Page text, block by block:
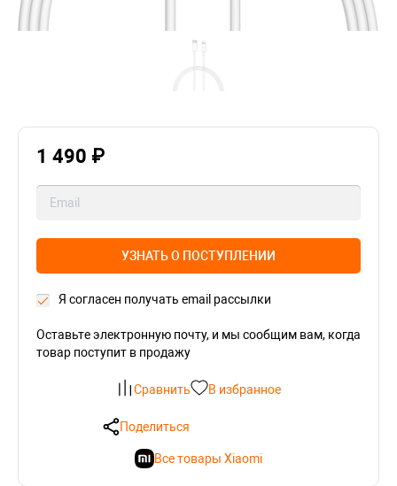
1 490 ₽
УЗНАТЬ О ПОСТУПЛЕНИИ
Я согласен получать email рассылки
Оставьте электронную почту, и мы сообщим вам, когда
товар поступит в продажу
Сравнить В избранное
Поделиться
Все товары Xiaomi